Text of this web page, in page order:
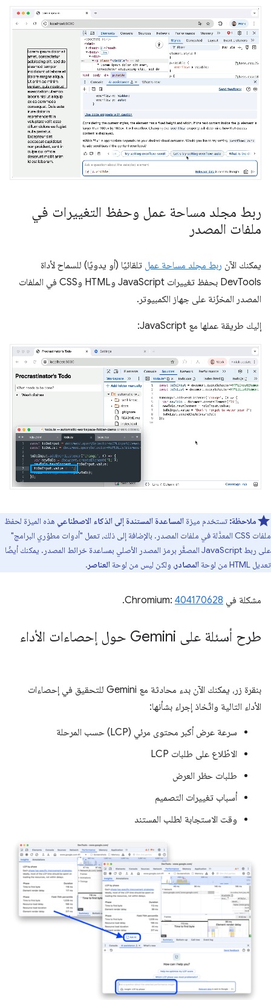
ربط مجلد مساحة عمل وحفظ التغييرات في
ملفات المصدر
يمكنك الآن ربط مجلد مساحة عمل تلقائيًا (أو يدويًا) للسماح لأداة
DevTools بحفظ تغييرات JavaScript وHTML وCSS في الملفات
المصدر المخزّنة على جهاز الكمبيوتر.
إليك طريقة عملها مع JavaScript:
ملاحظة: تستخدم ميزة المساعدة المستندة إلى الذكاء الاصطناعي هذه الميزة لحفظ
ملفات CSS المعدَّلة في ملفات المصدر. بالإضافة إلى ذلك، تعمل "أدوات مطوّري البرامج"
على ربط JavaScript المصغَّر برمز المصدر الأصلي بمساعدة خرائط المصدر. يمكنك أيضًا
تعديل HTML من لوحة
المصادر، ولكن ليس من لوحة العناصر.
مشكلة في Chromium: 404170628
.
طرح أسئلة على Gemini حول إحصاءات الأداء
بنقرة زر، يمكنك الآن بدء محادثة مع Gemini للتحقيق في إحصاءات
الأداء التالية واتّخاذ إجراء بشأنها:
سرعة عرض أكبر محتوى مرئي (LCP) حسب المرحلة
الاطّلاع على طلبات LCP
طلبات حظر العرض
أسباب تغييرات التصميم
وقت الاستجابة لطلب المستند